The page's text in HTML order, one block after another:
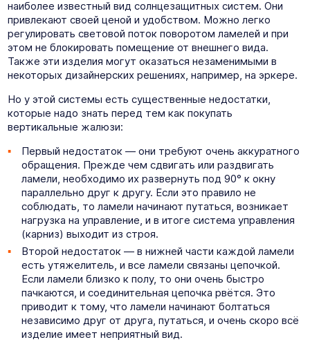
наиболее известный вид солнцезащитных систем. Они
привлекают своей ценой и удобством. Можно легко
регулировать световой поток поворотом ламелей и при
этом не блокировать помещение от внешнего вида.
Также эти изделия могут оказаться незаменимыми в
некоторых дизайнерских решениях, например, на эркере.
Но у этой системы есть существенные недостатки,
которые надо знать перед тем как покупать
вертикальные жалюзи:
Первый недостаток — они требуют очень аккуратного
обращения. Прежде чем сдвигать или раздвигать
ламели, необходимо их развернуть под 90° к окну
параллельно друг к другу. Если это правило не
соблюдать, то ламели начинают путаться, возникает
нагрузка на управление, и в итоге система управления
(карниз) выходит из строя.
Второй недостаток — в нижней части каждой ламели
есть утяжелитель, и все ламели связаны цепочкой.
Если ламели близко к полу, то они очень быстро
пачкаются, и соединительная цепочка рвётся. Это
приводит к тому, что ламели начинают болтаться
независимо друг от друга, путаться, и очень скоро всё
изделие имеет неприятный вид.